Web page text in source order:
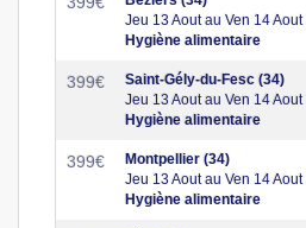
Jeu 13 Aout au Ven 14 Aout
Hygiène alimentaire
399€
Saint-Gély-du-Fesc (34)
Jeu 13 Aout au Ven 14 Aout
Hygiène alimentaire
399€
Montpellier (34)
Jeu 13 Aout au Ven 14 Aout
Hygiène alimentaire